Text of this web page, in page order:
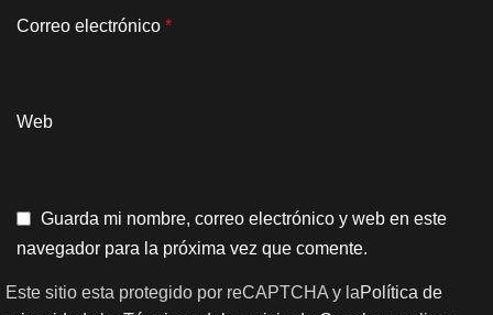
Correo electrónico *
Web
Guarda mi nombre, correo electrónico y web en este
navegador para la próxima vez que comente.
Este sitio esta protegido por reCAPTCHA y laPolítica de